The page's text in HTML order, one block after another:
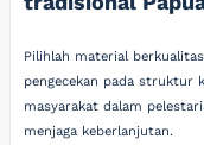
Pilihlah material
pengecekan pada struktur
masyarakat dalam
menjaga keberlanjutan.